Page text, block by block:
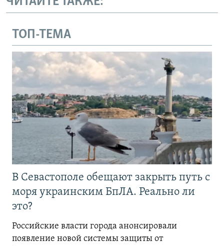
ТОП-ТЕМА
В Севастополе обещают закрыть путь с
моря украинским БпЛА. Реально ли
это?
Российские власти города анонсировали
появление новой системы защиты от